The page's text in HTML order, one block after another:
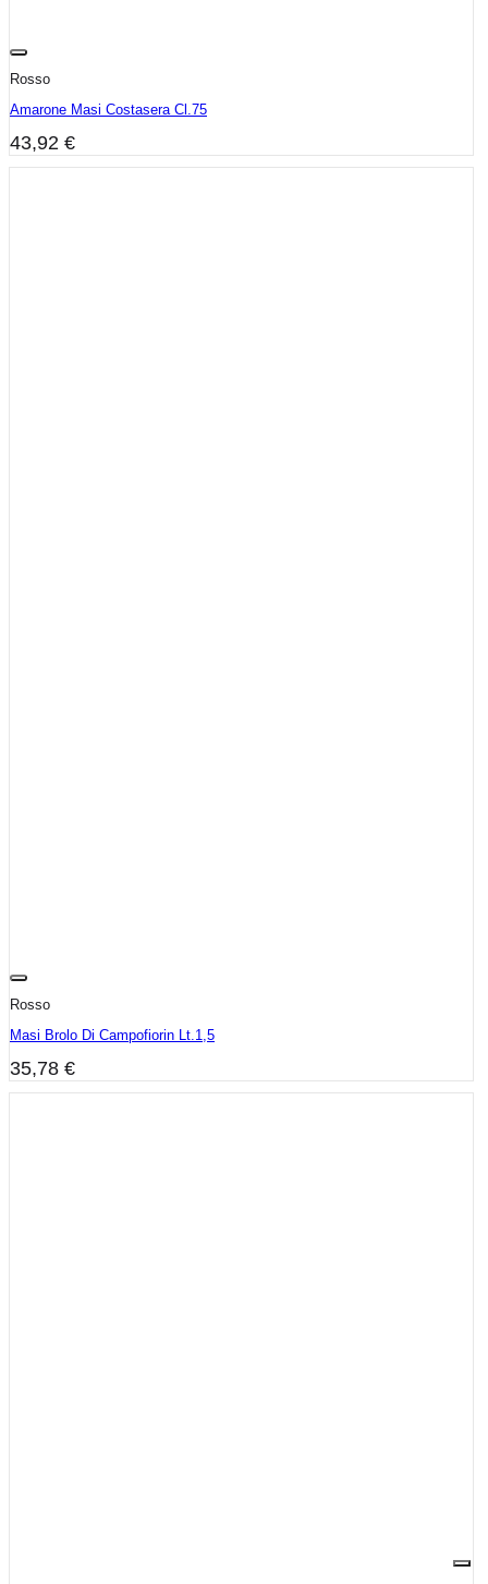
Rosso
Amarone Masi Costasera Cl.75
43,92 €
Rosso
Masi Brolo Di Campofiorin Lt.1,5
35,78 €